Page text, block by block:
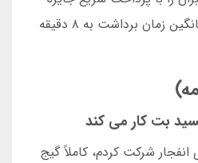
حفظ کند. در سال ۱۴۰۲، میانگین زمان برداشت به ۸ دقیقه
بت کار می کند
انفجار شرکت کردم، کاملاً گیج